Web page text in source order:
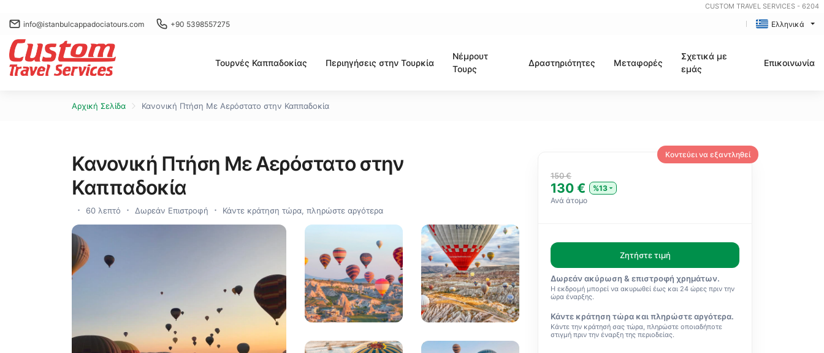
CUSTOM TRAVEL SERVICES - 6204
info@istanbulcappadociatours.com +90 5398557275 Ελληνικά
Τουρνές Καππαδοκίας Περιηγήσεις στην Τουρκία
Νέμρουτ
Τουρς
Δραστηριότητες Μεταφορές
Σχετικά με
εμάς
Επικοινωνία
Αρχική Σελίδα Κανονική Πτήση Με Αερόστατο στην Καππαδοκία
Κανονική Πτήση Με Αερόστατο στην
Καππαδοκία
60 λεπτό Δωρεάν Επιστροφή Κάντε κράτηση τώρα, πληρώστε αργότερα
Κοντεύει να εξαντληθεί
150 €
130 €
%13
Ανά άτομο
Ζητήστε τιμή
Δωρεάν ακύρωση & επιστροφή χρημάτων.
Η εκδρομή μπορεί να ακυρωθεί έως και 24 ώρες πριν την
ώρα έναρξης.
Κάντε κράτηση τώρα και πληρώστε αργότερα.
Κάντε την κράτησή σας τώρα, πληρώστε οποιαδήποτε
στιγμή πριν την έναρξη της περιοδείας.